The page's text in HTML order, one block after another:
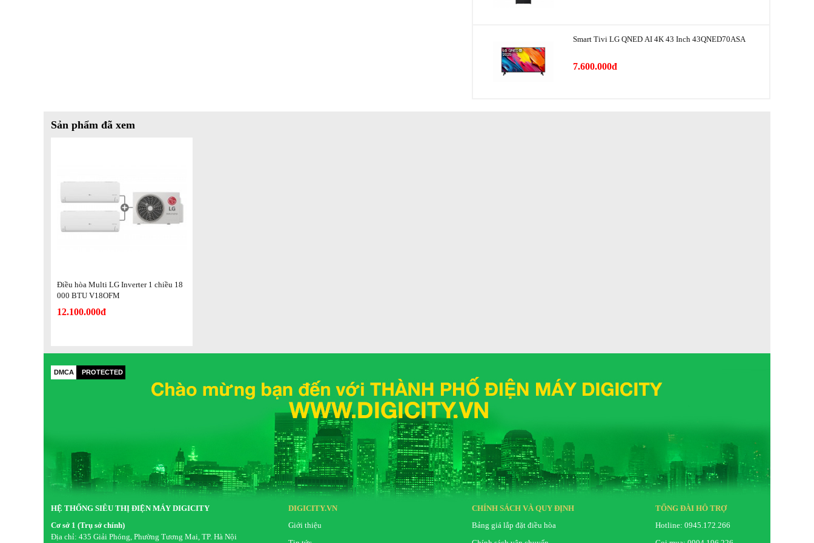
Tự động làm sạch ngăn ẩm mốc
Khi máy ngừng hoạt động chế độ tự động làm sạch sẽ được kích hoạt giúp làm khô bên trong dàn lạnh ngăn
Lớp phủ Gold Fin™ chống ăn mòn
Bộ trao đổi nhiệt của điều hòa LG Multi được phủ lớp chống ăn mòn Gold Fin™ đã được chứng nhận bởi
TUV đảm bảo độ bền vượt trội ngay cả trong điều kiện môi trường khắc nghiệt như gần biển hoặc nơi có độ
Smart Tivi LG QNED AI 4K 43 Inch 43QNED70ASA
7.600.000đ
Sản phẩm đã xem
Điều hòa Multi LG Inverter 1 chiều 18
000 BTU V18OFM
12.100.000đ
DMCA PROTECTED
HỆ THỐNG SIÊU THỊ ĐIỆN MÁY DIGICITY
Cơ sở 1 (Trụ sở chính)
Địa chỉ: 435 Giải Phóng, Phường Tương Mai, TP. Hà Nội
DIGICITY.VN
Giới thiệu
CHÍNH SÁCH VÀ QUY ĐỊNH
Bảng giá lắp đặt điều hòa
TỔNG ĐÀI HỖ TRỢ
Hotline: 0945.172.266